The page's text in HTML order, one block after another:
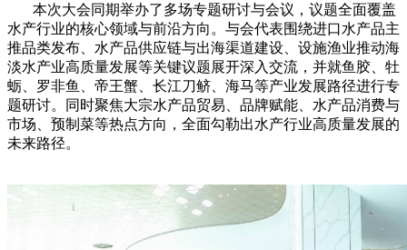
本次大会同期举办了多场专题研讨与会议，议题全面覆盖
水产行业的核心领域与前沿方向。与会代表围绕进口水产品主
推品类发布、水产品供应链与出海渠道建设、设施渔业推动海
淡水产业高质量发展等关键议题展开深入交流，并就鱼胶、牡
蛎、罗非鱼、帝王蟹、长江刀鲚、海马等产业发展路径进行专
题研讨。同时聚焦大宗水产品贸易、品牌赋能、水产品消费与
市场、预制菜等热点方向，全面勾勒出水产行业高质量发展的
未来路径。